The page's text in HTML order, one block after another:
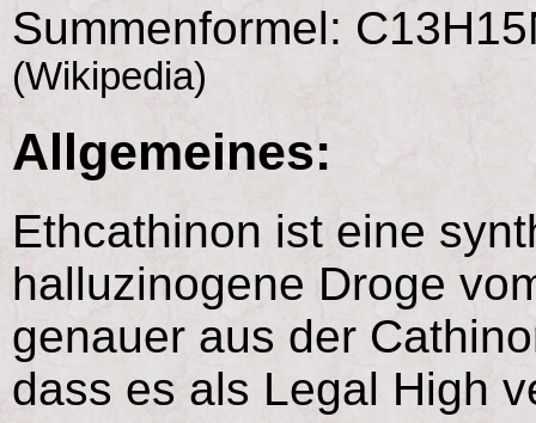
Summenformel:
(Wikipedia)
Allgemeines:
Ethcathinon ist eine
halluzinogene Droge
genauer aus der
dass es als Legal High